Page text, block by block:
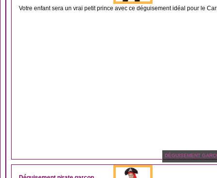
Votre enfant sera un vrai petit prince avec ce déguisement idéal pour le
DÉGUISEMENT